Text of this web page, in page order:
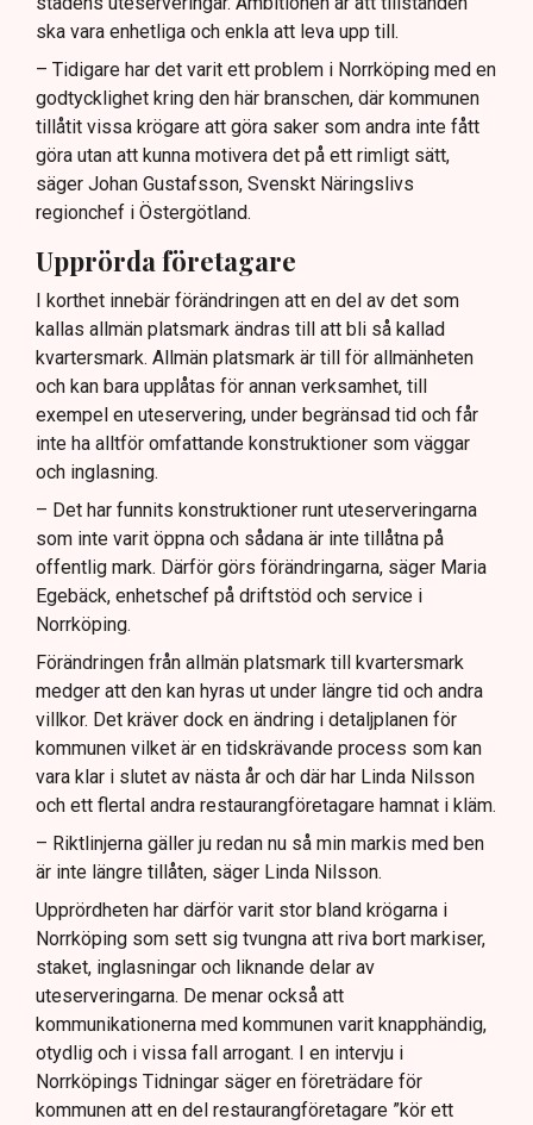
ska vara enhetliga och enkla att leva upp till.
– Tidigare har det varit ett problem i Norrköping med en
godtycklighet kring den här branschen, där kommunen
tillåtit vissa krögare att göra saker som andra inte fått
göra utan att kunna motivera det på ett rimligt sätt,
säger Johan Gustafsson, Svenskt Näringslivs
regionchef i Östergötland.
Upprörda företagare
I korthet innebär förändringen att en del av det som
kallas allmän platsmark ändras till att bli så kallad
kvartersmark. Allmän platsmark är till för allmänheten
och kan bara upplåtas för annan verksamhet, till
exempel en uteservering, under begränsad tid och får
inte ha alltför omfattande konstruktioner som väggar
och inglasning.
– Det har funnits konstruktioner runt uteserveringarna
som inte varit öppna och sådana är inte tillåtna på
offentlig mark. Därför görs förändringarna, säger Maria
Egebäck, enhetschef på driftstöd och service i
Norrköping.
Förändringen från allmän platsmark till kvartersmark
medger att den kan hyras ut under längre tid och andra
villkor. Det kräver dock en ändring i detaljplanen för
kommunen vilket är en tidskrävande process som kan
vara klar i slutet av nästa år och där har Linda Nilsson
och ett flertal andra restaurangföretagare hamnat i kläm.
– Riktlinjerna gäller ju redan nu så min markis med ben
är inte längre tillåten, säger Linda Nilsson.
Upprördheten har därför varit stor bland krögarna i
Norrköping som sett sig tvungna att riva bort markiser,
staket, inglasningar och liknande delar av
uteserveringarna. De menar också att
kommunikationerna med kommunen varit knapphändig,
otydlig och i vissa fall arrogant. I en intervju i
Norrköpings Tidningar säger en företrädare för
kommunen att en del restaurangföretagare ”kör ett